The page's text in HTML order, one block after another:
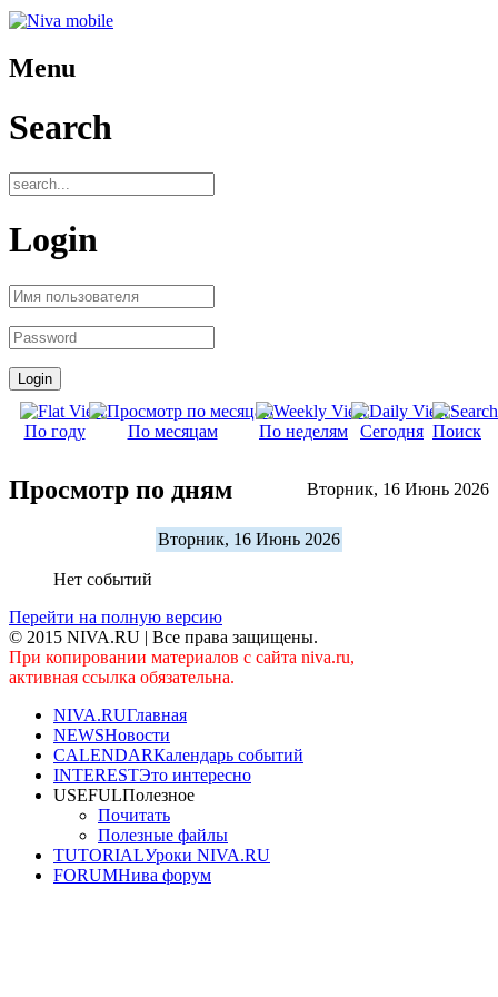
Menu
Search
Login
По году По месяцам По неделям Сегодня Поиск
Просмотр по дням Вторник, 16 Июнь 2026
Вторник, 16 Июнь 2026
Нет событий
Перейти на полную версию
© 2015 NIVA.RU | Все права защищены.
При копировании материалов с сайта niva.ru,
активная ссылка обязательна.
NIVA.RUГлавная
NEWSНовости
CALENDARКалендарь событий
INTERESTЭто интересно
USEFULПолезное
Почитать
Полезные файлы
TUTORIALУроки NIVA.RU
FORUMНива форум